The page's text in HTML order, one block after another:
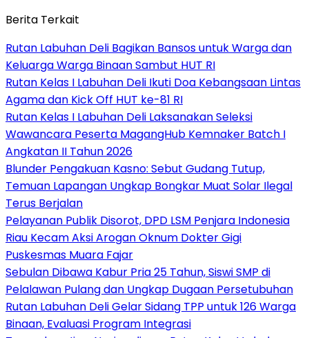
Berita Terkait
Rutan Labuhan Deli Bagikan Bansos untuk Warga dan
Keluarga Warga Binaan Sambut HUT RI
Rutan Kelas I Labuhan Deli Ikuti Doa Kebangsaan Lintas
Agama dan Kick Off HUT ke-81 RI
Rutan Kelas I Labuhan Deli Laksanakan Seleksi
Wawancara Peserta MagangHub Kemnaker Batch I
Angkatan II Tahun 2026
Blunder Pengakuan Kasno: Sebut Gudang Tutup,
Temuan Lapangan Ungkap Bongkar Muat Solar Ilegal
Terus Berjalan
Pelayanan Publik Disorot, DPD LSM Penjara Indonesia
Riau Kecam Aksi Arogan Oknum Dokter Gigi
Puskesmas Muara Fajar
Sebulan Dibawa Kabur Pria 25 Tahun, Siswi SMP di
Pelalawan Pulang dan Ungkap Dugaan Persetubuhan
Rutan Labuhan Deli Gelar Sidang TPP untuk 126 Warga
Binaan, Evaluasi Program Integrasi